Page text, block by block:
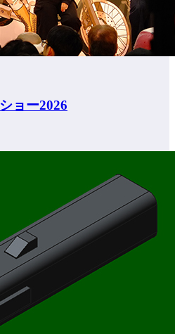
ョー2026